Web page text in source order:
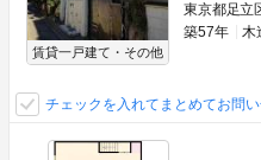
賃貸一戸建て・その他
東京都足立
築57年
木
チェックを入れてまとめてお問